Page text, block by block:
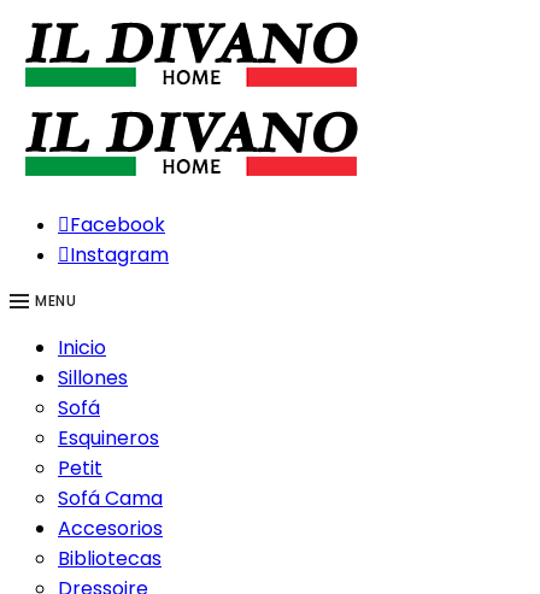
Facebook
Instagram
MENU
Inicio
Sillones
Sofá
Esquineros
Petit
Sofá Cama
Accesorios
Bibliotecas